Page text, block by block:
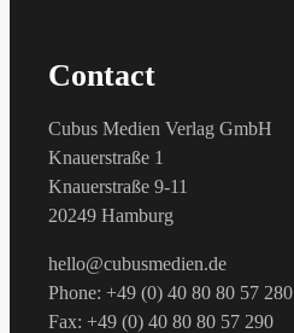
Contact
Cubus Medien Verlag GmbH
Knauerstraße 1
Knauerstraße 9-11
20249 Hamburg
hello@cubusmedien.de
Phone: +49 (0) 40 80 80 57 280
Fax: +49 (0) 40 80 80 57 290